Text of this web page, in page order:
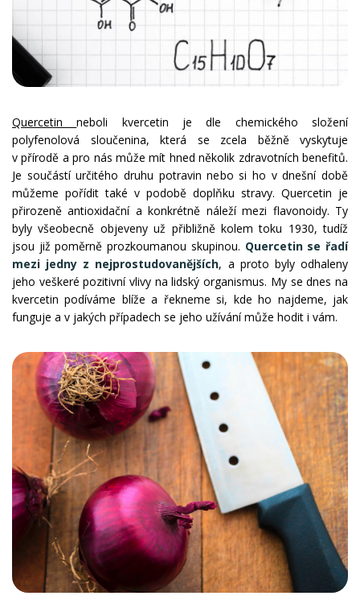
Quercetinneboli kvercetin je dle chemického složení
polyfenolová sloučenina, která se zcela běžně vyskytuje
v přírodě a pro nás může mít hned několik zdravotních benefitů.
Je součástí určitého druhu potravin nebo si ho v dnešní době
můžeme pořídit také v podobě doplňku stravy. Quercetin je
přirozeně antioxidační a konkrétně náleží mezi flavonoidy. Ty
byly všeobecně objeveny už přibližně kolem toku 1930, tudíž
jsou již poměrně prozkoumanou skupinou. Quercetin se řadí
mezi jedny z nejprostudovanějších, a proto byly odhaleny
jeho veškeré pozitivní vlivy na lidský organismus. My se dnes na
kvercetin podíváme blíže a řekneme si, kde ho najdeme, jak
funguje a v jakých případech se jeho užívání může hodit i vám.